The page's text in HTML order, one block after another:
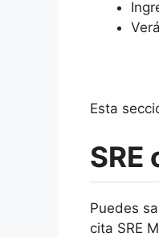
Esta
Puedes
cita SRE